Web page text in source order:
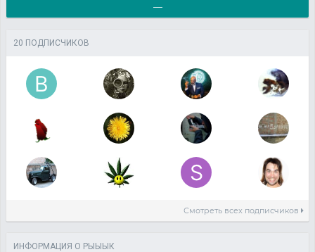
—
20 ПОДПИСЧИКОВ
Смотреть всех подписчиков
ИНФОРМАЦИЯ О РЫЫЫК